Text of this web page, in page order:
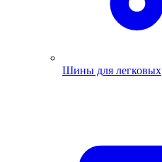
Шины для легковых